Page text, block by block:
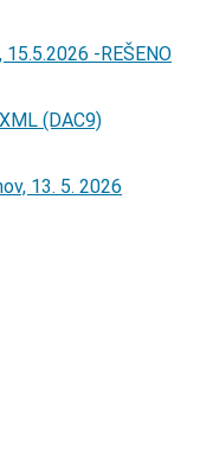
-REŠENO
(DAC9)
13. 5. 2026